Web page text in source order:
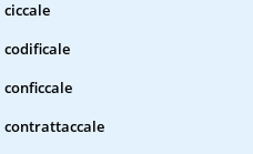
ciccale
codificale
conficcale
contrattaccale